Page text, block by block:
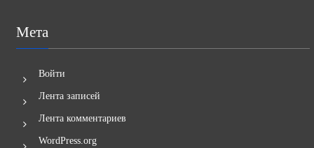
Мета
Войти
Лента записей
Лента комментариев
WordPress.org